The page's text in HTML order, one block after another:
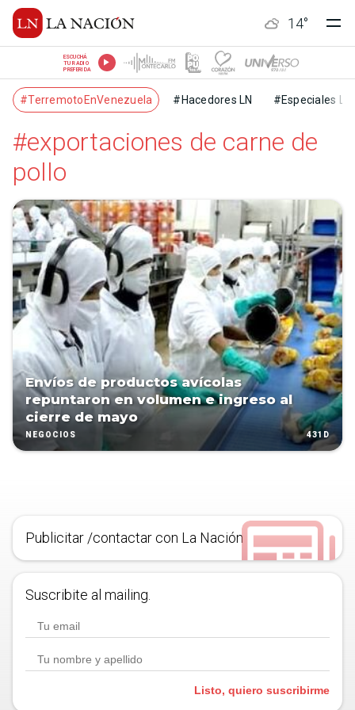
14°
ESCUCHÁ
TU RADIO
PREFERIDA
#TerremotoEnVenezuela #Hacedores LN #Especiales LN
#exportaciones de carne de
pollo
Envíos de productos avícolas
repuntaron en volumen e ingreso al
cierre de mayo
NEGOCIOS 431D
Publicitar /contactar con La Nación
Suscribite al mailing.
Listo, quiero suscribirme